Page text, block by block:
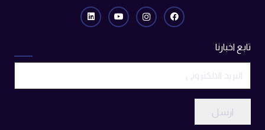
تابع اخبارنا
ارسل